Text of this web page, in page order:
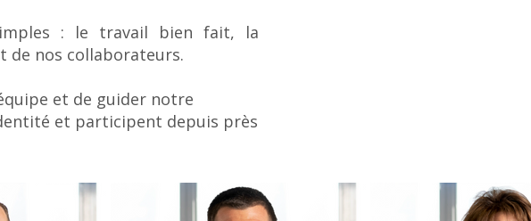
: le travail bien fait, la
de nos collaborateurs.
et de guider notre
et participent depuis près